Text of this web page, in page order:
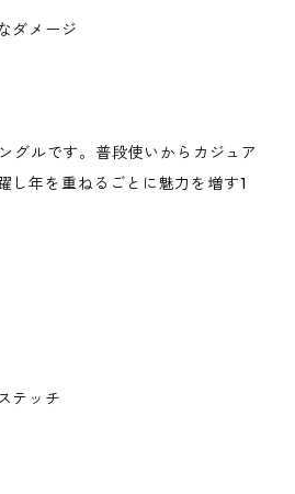
ダメージ
グルです。普段使いからカジュア
し年を重ねるごとに魅力を増す1
テッチ